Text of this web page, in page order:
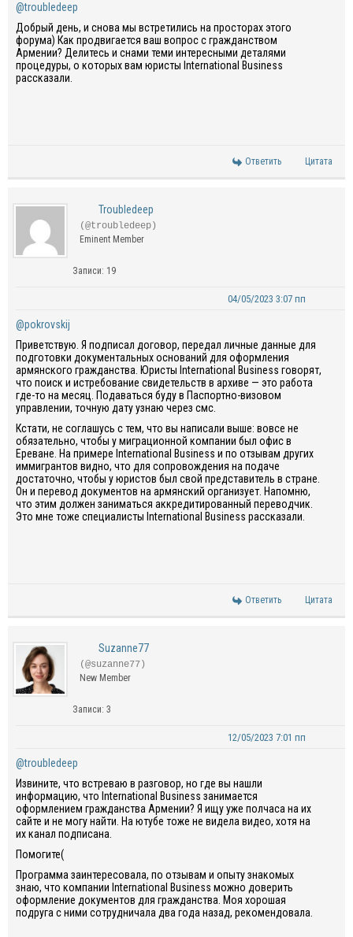
@troubledeep
Добрый день, и снова мы встретились на просторах этого
форума) Как продвигается ваш вопрос с гражданством
Армении? Делитесь и снами теми интересными деталями
процедуры, о которых вам юристы International Business
рассказали.
Ответить Цитата
Troubledeep
(@troubledeep)
Eminent Member
Записи: 19
04/05/2023 3:07 пп
@pokrovskij
Приветствую. Я подписал договор, передал личные данные для
подготовки документальных оснований для оформления
армянского гражданства. Юристы International Business говорят,
что поиск и истребование свидетельств в архиве — это работа
где-то на месяц. Подаваться буду в Паспортно-визовом
управлении, точную дату узнаю через смс.
Кстати, не соглашусь с тем, что вы написали выше: вовсе не
обязательно, чтобы у миграционной компании был офис в
Ереване. На примере International Business и по отзывам других
иммигрантов видно, что для сопровождения на подаче
достаточно, чтобы у юристов был свой представитель в стране.
Он и перевод документов на армянский организует. Напомню,
что этим должен заниматься аккредитированный переводчик.
Это мне тоже специалисты International Business рассказали.
Ответить Цитата
Suzanne77
(@suzanne77)
New Member
Записи: 3
12/05/2023 7:01 пп
@troubledeep
Извините, что встреваю в разговор, но где вы нашли
информацию, что International Business занимается
оформлением гражданства Армении? Я ищу уже полчаса на их
сайте и не могу найти. На ютубе тоже не видела видео, хотя на
их канал подписана.
Помогите(
Программа заинтересовала, по отзывам и опыту знакомых
знаю, что компании International Business можно доверить
оформление документов для гражданства. Моя хорошая
подруга с ними сотрудничала два года назад, рекомендовала.